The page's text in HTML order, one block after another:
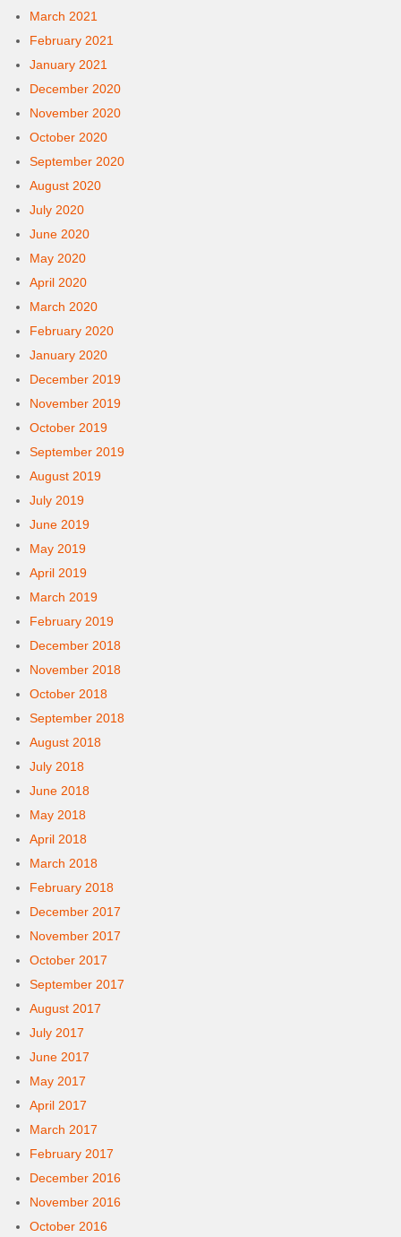
March 2021
February 2021
January 2021
December 2020
November 2020
October 2020
September 2020
August 2020
July 2020
June 2020
May 2020
April 2020
March 2020
February 2020
January 2020
December 2019
November 2019
October 2019
September 2019
August 2019
July 2019
June 2019
May 2019
April 2019
March 2019
February 2019
December 2018
November 2018
October 2018
September 2018
August 2018
July 2018
June 2018
May 2018
April 2018
March 2018
February 2018
December 2017
November 2017
October 2017
September 2017
August 2017
July 2017
June 2017
May 2017
April 2017
March 2017
February 2017
December 2016
November 2016
October 2016